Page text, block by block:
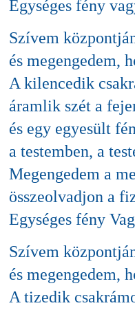
Egységes fény
Szívem
és megengedem,
A kilencedik
áramlik szét a
és egy egyesült
a testemben, a
Megengedem a
összeolvadjon a
Egységes fény
Szívem
és megengedem,
A tizedik